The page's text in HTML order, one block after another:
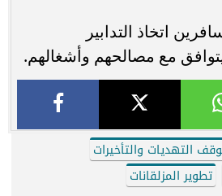
اتخاذ التدابير
مع مصالحهم وأشغالهم.
التهديات والتأخيرات
تطوير المزلقانات